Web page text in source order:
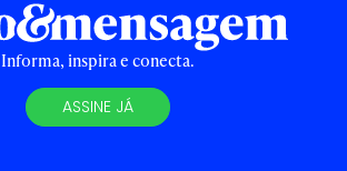
Informa, inspira e conecta.
ASSINE JÁ